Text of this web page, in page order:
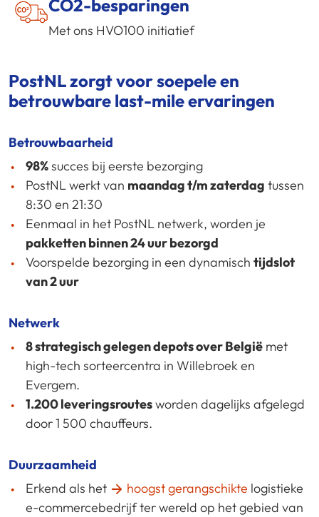
CO2-besparingen
Met ons HVO100 initiatief
PostNL zorgt voor soepele en
betrouwbare last-mile ervaringen
Betrouwbaarheid
98%succes bij eerste bezorging
PostNL werkt van maandag t/m zaterdag tussen
8:30 en 21:30
Eenmaal in het PostNL netwerk, worden je
pakketten binnen 24 uur bezorgd
Voorspelde bezorging in een dynamisch tijdslot
van 2 uur
Netwerk
8 strategisch gelegen depots over België met
high-tech sorteercentra in Willebroek en
Evergem.
1.200 leveringsroutesworden dagelijks afgelegd
door 1 500 chauffeurs.
Duurzaamheid
Erkend als het
hoogst gerangschikte logistieke
e-commercebedrijf ter wereld op het gebied van